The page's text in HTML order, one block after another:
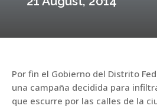
Por fin el Gobierno del Distrito
una campaña decidida para
que escurre por las calles de la